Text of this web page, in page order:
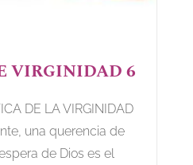
VIRGINIDAD 6
DE LA VIRGINIDAD
una querencia de
de Dios es el